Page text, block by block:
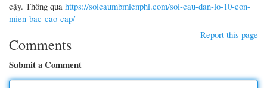
cậy. Thông qua https://soicaumbmienphi.com/soi-cau-dan-lo-10-con-
mien-bac-cao-cap/
Report this page
Comments
Submit a Comment